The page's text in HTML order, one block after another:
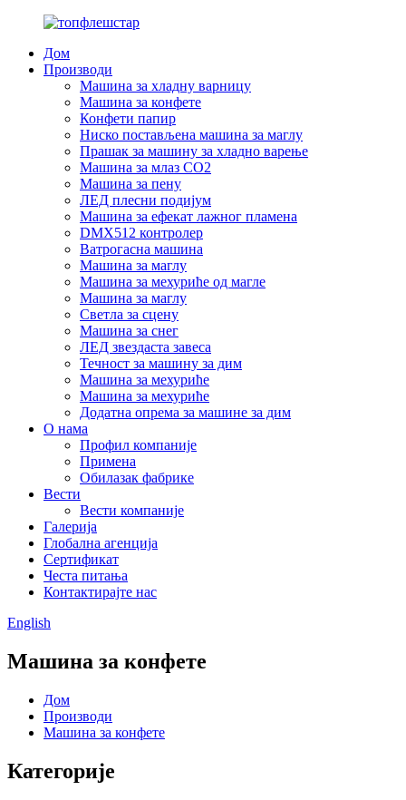
Дом
Производи
Машина за хладну варницу
Машина за конфете
Конфети папир
Ниско постављена машина за маглу
Прашак за машину за хладно варење
Машина за млаз CO2
Машина за пену
ЛЕД плесни подијум
Машина за ефекат лажног пламена
DMX512 контролер
Ватрогасна машина
Машина за маглу
Машина за мехуриће од магле
Машина за маглу
Светла за сцену
Машина за снег
ЛЕД звездаста завеса
Течност за машину за дим
Машина за мехуриће
Машина за мехуриће
Додатна опрема за машине за дим
О нама
Профил компаније
Примена
Обилазак фабрике
Вести
Вести компаније
Галерија
Глобална агенција
Сертификат
Честа питања
Контактирајте нас
English
Машина за конфете
Дом
Производи
Машина за конфете
Категорије